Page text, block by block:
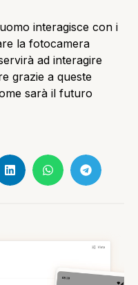
interagisce con i
la fotocamera
ad interagire
grazie a queste
sarà il futuro